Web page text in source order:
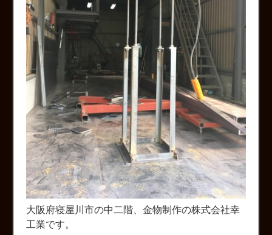
大阪府寝屋川市の中二階、金物制作の株式会社幸
工業です。